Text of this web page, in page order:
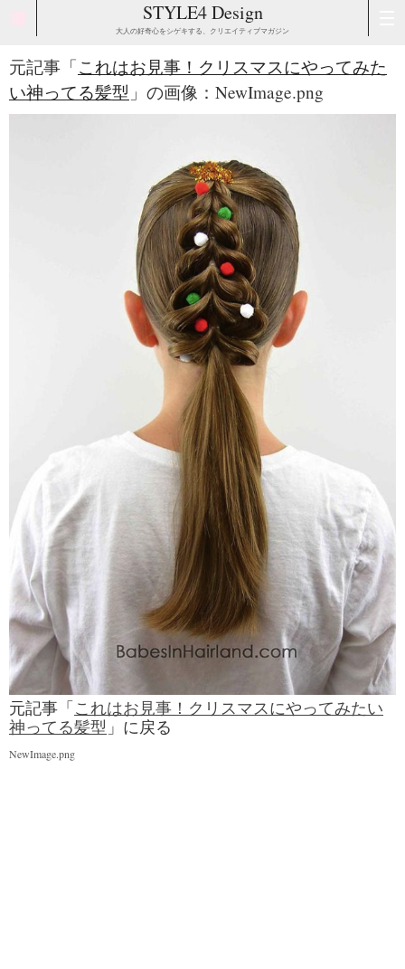
STYLE4 Design
大人の好奇心をシゲキする、クリエイティブマガジン
元記事「これはお見事！クリスマスにやってみた
い神ってる髪型 」の画像：NewImage.png
元記事「これはお見事！クリスマスにやってみたい
神ってる髪型 」に戻る
NewImage.png